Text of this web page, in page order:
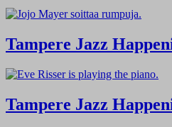
Tampere Jazz
Tampere Jazz